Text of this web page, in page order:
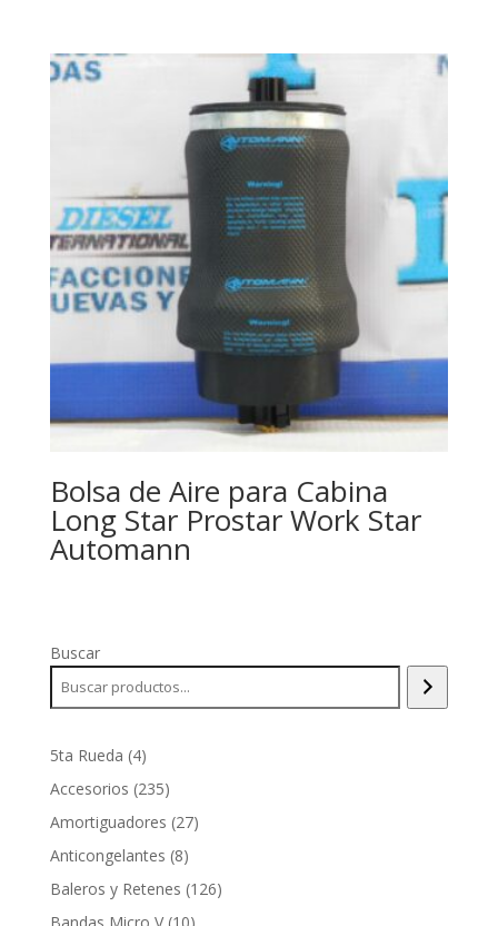
Bolsa de Aire para Cabina
Long Star Prostar Work Star
Automann
Buscar
5ta Rueda 44
productos
Accesorios 235235
productos
Amortiguadores 2727
Anticongelantes 88
productos
Baleros y Retenes 126126
Bandas Micro V 1010